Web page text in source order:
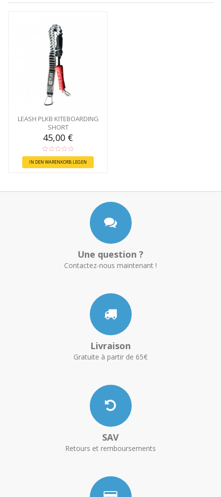
LEASH PLKB KITEBOARDING
SHORT
45,00 €
IN DEN WARENKORB LEGEN
Une question ?
Contactez-nous maintenant !
Livraison
Gratuite à partir de 65€
SAV
Retours et remboursements